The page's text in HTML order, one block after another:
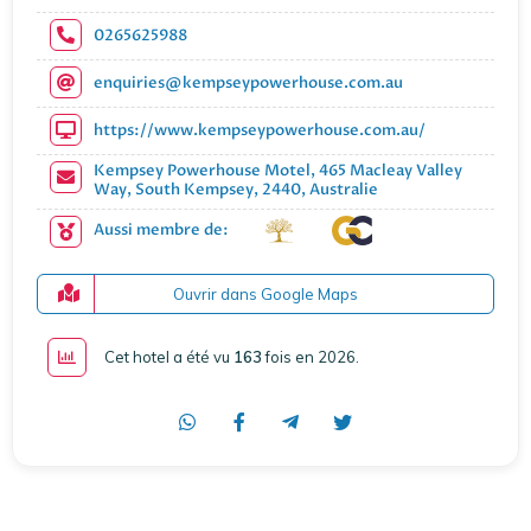
0265625988
enquiries@kempseypowerhouse.com.au
https://www.kempseypowerhouse.com.au/
Kempsey Powerhouse Motel, 465 Macleay Valley
Way, South Kempsey, 2440, Australie
Aussi membre de:
Ouvrir dans Google Maps
Cet hotel a été vu 163fois en 2026